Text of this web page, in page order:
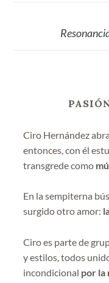
Ciro Hernández
entonces, con él
transgrede como
En la sempiterna
surgido otro amor:
Ciro es parte de
y estilos, todos
incondicional por la